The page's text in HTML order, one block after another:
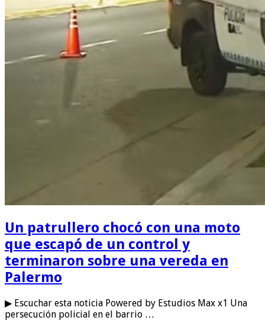
Un patrullero chocó con una moto
que escapó de un control y
terminaron sobre una vereda en
Palermo
▶ Escuchar esta noticia Powered by Estudios Max x1 Una
persecución policial en el barrio …